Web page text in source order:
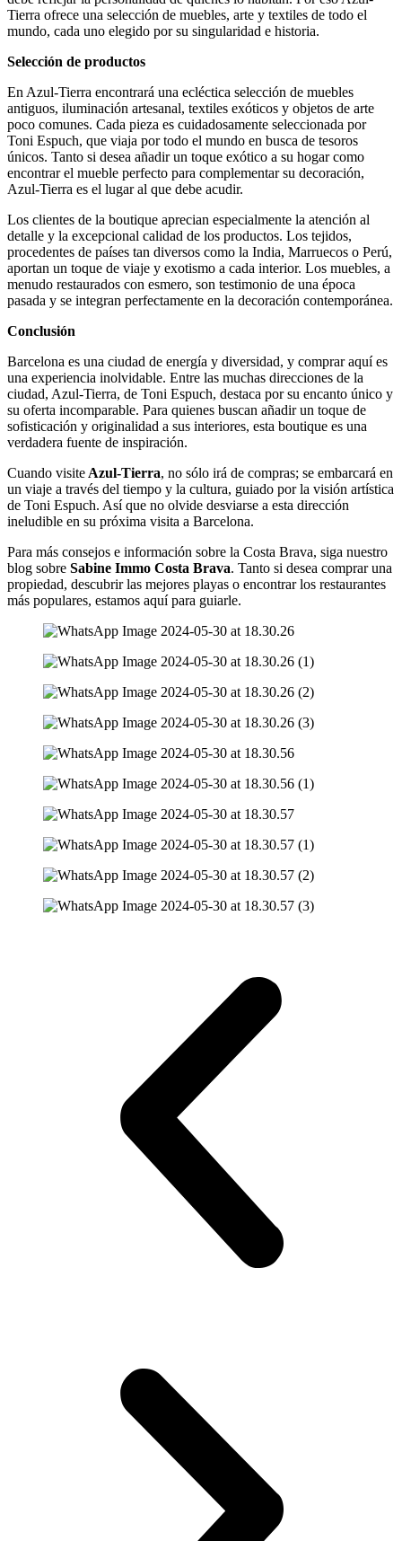
Tierra ofrece una selección de muebles, arte y textiles de todo el
mundo, cada uno elegido por su singularidad e historia.
Selección de productos
En Azul-Tierra encontrará una ecléctica selección de muebles
antiguos, iluminación artesanal, textiles exóticos y objetos de arte
poco comunes. Cada pieza es cuidadosamente seleccionada por
Toni Espuch, que viaja por todo el mundo en busca de tesoros
únicos. Tanto si desea añadir un toque exótico a su hogar como
encontrar el mueble perfecto para complementar su decoración,
Azul-Tierra es el lugar al que debe acudir.
Los clientes de la boutique aprecian especialmente la atención al
detalle y la excepcional calidad de los productos. Los tejidos,
procedentes de países tan diversos como la India, Marruecos o Perú,
aportan un toque de viaje y exotismo a cada interior. Los muebles, a
menudo restaurados con esmero, son testimonio de una época
pasada y se integran perfectamente en la decoración contemporánea.
Conclusión
Barcelona es una ciudad de energía y diversidad, y comprar aquí es
una experiencia inolvidable. Entre las muchas direcciones de la
ciudad, Azul-Tierra, de Toni Espuch, destaca por su encanto único y
su oferta incomparable. Para quienes buscan añadir un toque de
sofisticación y originalidad a sus interiores, esta boutique es una
verdadera fuente de inspiración.
Cuando visite Azul-Tierra, no sólo irá de compras; se embarcará en
un viaje a través del tiempo y la cultura, guiado por la visión artística
de Toni Espuch. Así que no olvide desviarse a esta dirección
ineludible en su próxima visita a Barcelona.
Para más consejos e información sobre la Costa Brava, siga nuestro
blog sobre Sabine Immo Costa Brava. Tanto si desea comprar una
propiedad, descubrir las mejores playas o encontrar los restaurantes
más populares, estamos aquí para guiarle.